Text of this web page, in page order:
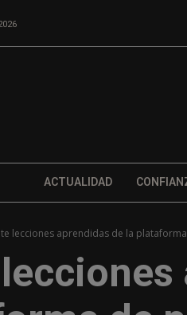
ACTUALIDAD
lecciones aprendidas de la